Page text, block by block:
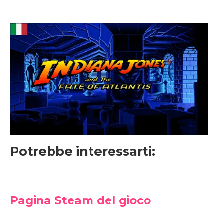
Potrebbe interessarti:
Pagina Steam del gioco